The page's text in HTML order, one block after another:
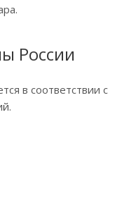
России
в соответствии с